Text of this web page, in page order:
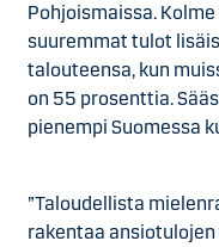
Pohjoismaissa.
suuremmat tulot
talouteensa, kun
on 55 prosenttia.
pienempi Suomessa
”Taloudellista
rakentaa ansiotulojen